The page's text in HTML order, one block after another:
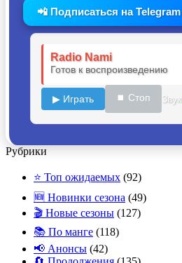
📲 Подписаться на Telegram
Radio Nami
Готов к воспроизведению
▶ Играть ⏹ Стоп Звук:
Рубрики
⭐ Топ ожидаемых (92)
🆕 Новинки сезона (49)
🎬 Новые сезоны (127)
📚 По манге (118)
📢 Анонсы (42)